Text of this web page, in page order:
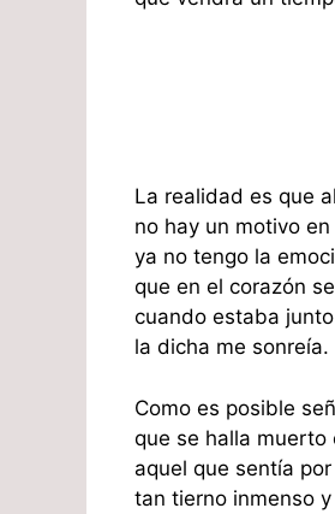
La realidad es que
no hay un motivo
ya no tengo la
que en el corazón
cuando estaba
la dicha me sonreía.
Como es posible
que se halla muerto
aquel que sentía por
tan tierno inmenso